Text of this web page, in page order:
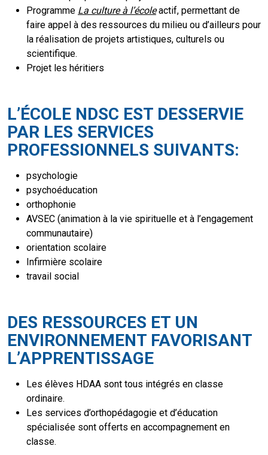
Programme La culture à l’écoleactif, permettant de
faire appel à des ressources du milieu ou d’ailleurs pour
la réalisation de projets artistiques, culturels ou
scientifique.
Projet les héritiers
L’ÉCOLE NDSC EST DESSERVIE
PAR LES SERVICES
PROFESSIONNELS SUIVANTS:
psychologie
psychoéducation
orthophonie
AVSEC (animation à la vie spirituelle et à l’engagement
communautaire)
orientation scolaire
Infirmière scolaire
travail social
DES RESSOURCES ET UN
ENVIRONNEMENT FAVORISANT
L’APPRENTISSAGE
Les élèves HDAA sont tous intégrés en classe
ordinaire.
Les services d’orthopédagogie et d’éducation
spécialisée sont offerts en accompagnement en
classe.